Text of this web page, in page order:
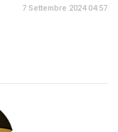
7 Settembre 2024 04:57